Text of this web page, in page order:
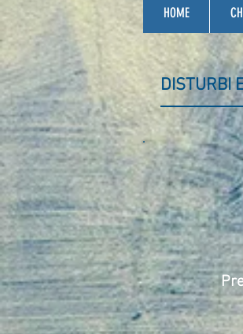
HOME
DISTURBI